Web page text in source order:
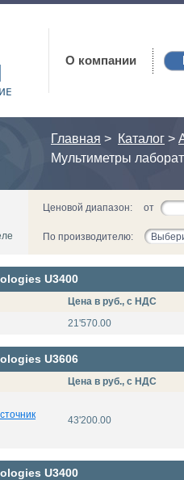
О компании
Главная > Каталог >
Мультиметры
Ценовой диапазон: от
По производителю:
U3400
Цена в руб., с НДС
21'570.00
U3606
Цена в руб., с НДС
43'200.00
U3400